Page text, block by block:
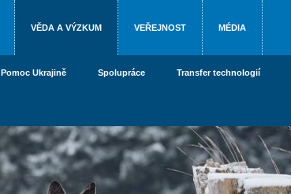
VĚDA A VÝZKUM VEŘEJNOST MÉDIA
Pomoc Ukrajině Spolupráce Transfer technologií